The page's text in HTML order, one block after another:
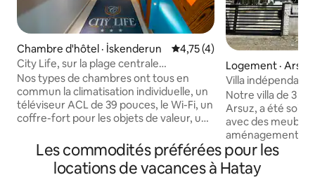
Chambre d'hôtel · İskenderun Note moyenne de 4,75 sur
4,75 (4)
City Life, sur la plage centrale
d'Iskenderun, 24/7
Nos types de chambres ont tous en
commun la climatisation individuelle, un
téléviseur ACL de 39 pouces, le Wi-Fi, un
coffre-fort pour les objets de valeur, un
réfrigérateur, un service de
blanchisserie gratuit, des articles de
bienvenue, une bouilloire, un séchoir à
Logement · Arsuz
Villa
Notre villa de 3
Arsuz, a été
avec des
aménagements
Avec une
10 personnes, 5
bain, elle est
Les commodités préférées pour les
locations de vacances à Hatay